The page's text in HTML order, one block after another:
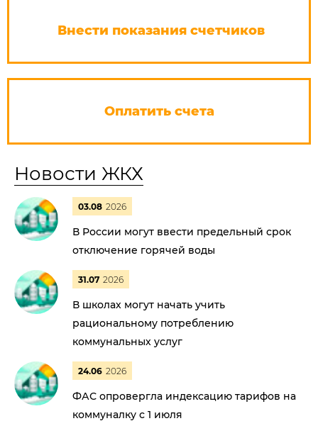
Внести показания счетчиков
Оплатить счета
Новости ЖКХ
03.08 2026
В России могут ввести предельный срок
отключение горячей воды
31.07 2026
В школах могут начать учить
рациональному потреблению
коммунальных услуг
24.06 2026
ФАС опровергла индексацию тарифов на
коммуналку с 1 июля